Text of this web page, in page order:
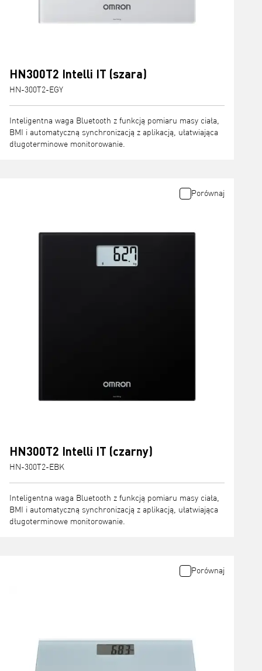
HN300T2 Intelli IT (szara)
HN-300T2-EGY
Inteligentna waga Bluetooth z funkcją pomiaru masy ciała,
BMI i automatyczną synchronizacją z aplikacją, ułatwiająca
długoterminowe monitorowanie.
HN300T2 Intelli IT (czarny)
HN-300T2-EBK
Inteligentna waga Bluetooth z funkcją pomiaru masy ciała,
BMI i automatyczną synchronizacją z aplikacją, ułatwiająca
długoterminowe monitorowanie.
Porównaj
Porównaj